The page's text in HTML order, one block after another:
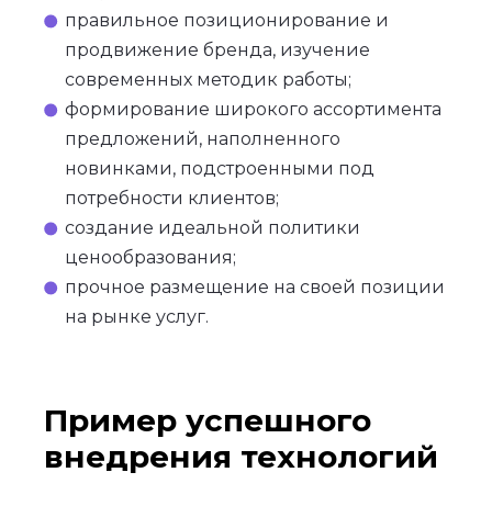
правильное позиционирование и
продвижение бренда, изучение
современных методик работы;
формирование широкого ассортимента
предложений, наполненного
новинками, подстроенными под
потребности клиентов;
создание идеальной политики
ценообразования;
прочное размещение на своей позиции
на рынке услуг.
Пример успешного
внедрения технологий